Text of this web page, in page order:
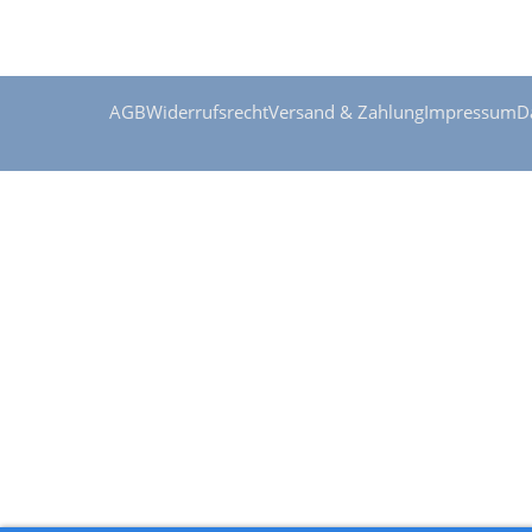
AGBWiderrufsrechtVersand & ZahlungImpressum